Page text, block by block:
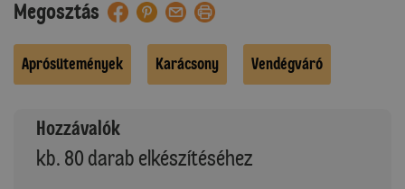
Megosztás
Aprósütemények Karácsony Vendégváró
Hozzávalók
kb. 80 darab elkészítéséhez